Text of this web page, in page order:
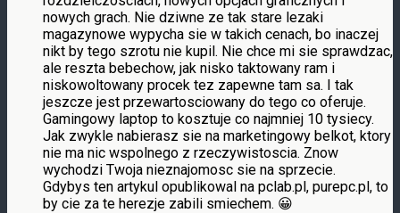
nowych grach. Nie dziwne ze tak stare lezaki
magazynowe wypycha sie w takich cenach, bo inaczej
nikt by tego szrotu nie kupil. Nie chce mi sie sprawdzac,
ale reszta bebechow, jak nisko taktowany ram i
niskowoltowany procek tez zapewne tam sa. I tak
jeszcze jest przewartosciowany do tego co oferuje.
Gamingowy laptop to kosztuje co najmniej 10 tysiecy.
Jak zwykle nabierasz sie na marketingowy belkot, ktory
nie ma nic wspolnego z rzeczywistoscia. Znow
wychodzi Twoja nieznajomosc sie na sprzecie.
Gdybys ten artykul opublikowal na pclab.pl, purepc.pl, to
by cie za te herezje zabili smiechem. 😀